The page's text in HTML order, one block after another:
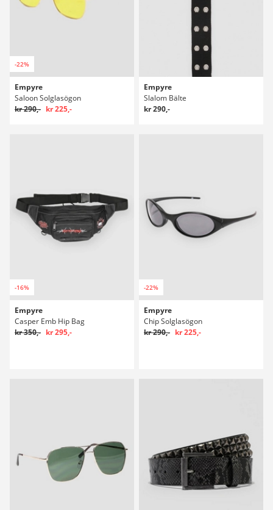
-22%
Empyre
Saloon Solglasögon
kr 290,- kr 225,-
Empyre
Slalom Bälte
kr 290,-
-16%
Empyre
Casper Emb Hip Bag
kr 350,- kr 295,-
-22%
Empyre
Chip Solglasögon
kr 290,- kr 225,-